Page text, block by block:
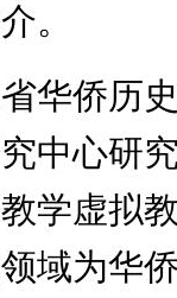
。
侨历史
中心研
学虚拟
域为华